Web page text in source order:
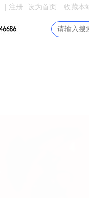
| 注册 设为首页 收藏本